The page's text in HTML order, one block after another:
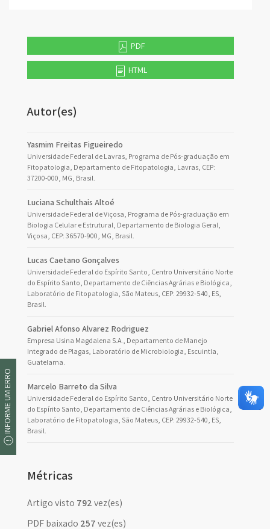
PDF
HTML
Autor(es)
Yasmim Freitas Figueiredo
Universidade Federal de Lavras, Programa de Pós-graduação em
Fitopatologia, Departamento de Fitopatologia, Lavras, CEP:
37200-000, MG, Brasil.
Luciana Schulthais Altoé
Universidade Federal de Viçosa, Programa de Pós-graduação em
Biologia Celular e Estrutural, Departamento de Biologia Geral,
Viçosa, CEP: 36570-900, MG, Brasil.
Lucas Caetano Gonçalves
Universidade Federal do Espírito Santo, Centro Universitário Norte
do Espírito Santo, Departamento de Ciências Agrárias e Biológica,
Laboratório de Fitopatologia, São Mateus, CEP: 29932-540, ES,
Brasil.
Gabriel Afonso Alvarez Rodriguez
Empresa Usina Magdalena S.A., Departamento de Manejo
Integrado de Plagas, Laboratório de Microbiologia, Escuintla,
Guatelama.
Marcelo Barreto da Silva
Universidade Federal do Espírito Santo, Centro Universitário Norte
do Espírito Santo, Departamento de Ciências Agrárias e Biológica,
Laboratório de Fitopatologia, São Mateus, CEP: 29932-540, ES,
Brasil.
Métricas
Artigo visto 792vez(es)
PDF baixado 257vez(es)
INFORME UM ERRO